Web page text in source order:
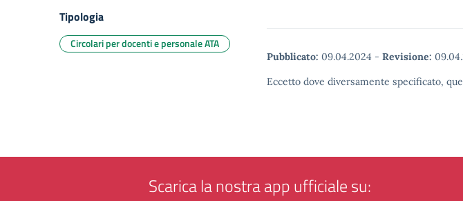
Pubblicato: 09.04.2024 - Revisione:
Eccetto dove diversamente specificato,
Tipologia
Circolari per docenti e personale ATA
Scarica la nostra app ufficiale su: